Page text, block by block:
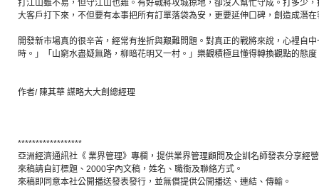
打江山雖不易，但守江山也難。有好戰將攻城掠地，卻沒人幫忙守成。打多少
大客戶打下來，不但要有本事把所有訂單落袋為安，更要延伸口碑，創造成潛
開發新市場真的很辛苦，經常有挫折與艱難問題。對真正的戰將來說，心裡自
時。」「山窮水盡疑無路，柳暗花明又一村。」樂觀積極且懂得轉換觀點的態
作者/ 陳其華 謀略大大創總經理
******************
亞洲經濟通訊社《 業界管理》專欄，提供業界管理顧問及企訓名師發表分享經
來稿請自訂標題、2000字內文稿，姓名、職銜及聯絡方式。
來稿即同意本社公開播送發表發行，並無償提供公開播送、連結、傳輸。